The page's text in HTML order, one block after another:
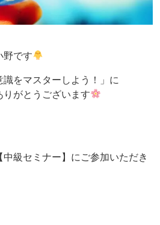
野です
をマスターしよう！」に
がとうございます
級セミナー】にご参加いただき